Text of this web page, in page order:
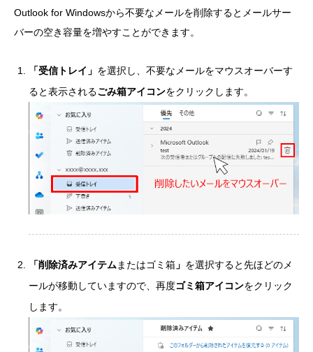
Outlook for Windowsから不要なメールを削除するとメールサー
バーの空き容量を増やすことができます。
「受信トレイ」 を選択し、不要なメールをマウスオーバーす
ると表示されるごみ箱アイコンをクリックします。
「削除済みアイテム またはゴミ箱 」 を選択すると先ほどのメ
ールが移動していますので、再度ゴミ箱アイコンをクリック
します。